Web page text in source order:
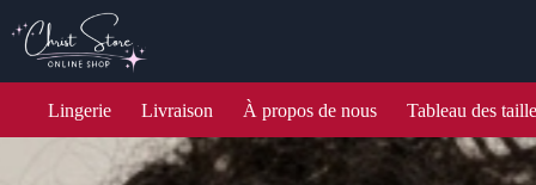
Lingerie Livraison À propos de nous Tableau des